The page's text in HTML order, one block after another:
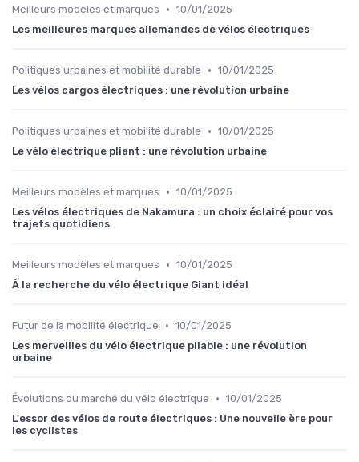
Meilleurs modèles et marques • 10/01/2025
Les meilleures marques allemandes de vélos électriques
Politiques urbaines et mobilité durable • 10/01/2025
Les vélos cargos électriques : une révolution urbaine
Politiques urbaines et mobilité durable • 10/01/2025
Le vélo électrique pliant : une révolution urbaine
Meilleurs modèles et marques • 10/01/2025
Les vélos électriques de Nakamura : un choix éclairé pour vos
trajets quotidiens
Meilleurs modèles et marques • 10/01/2025
À la recherche du vélo électrique Giant idéal
Futur de la mobilité électrique • 10/01/2025
Les merveilles du vélo électrique pliable : une révolution
urbaine
Évolutions du marché du vélo électrique • 10/01/2025
L'essor des vélos de route électriques : Une nouvelle ère pour
les cyclistes